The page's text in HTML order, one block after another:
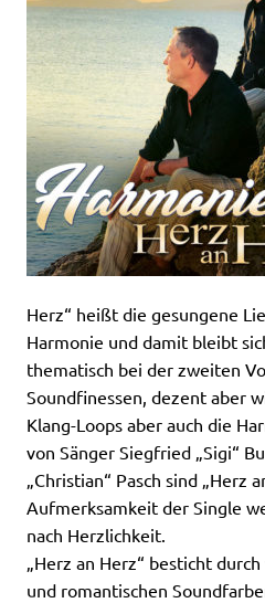
Herz“ heißt die gesungene
Harmonie und damit bleibt
thematisch bei der zweiten
Soundfinessen, dezent aber
Klang-Loops aber auch die
von Sänger Siegfried „Sigi“
„Christian“ Pasch sind „Herz
Aufmerksamkeit der Single
nach Herzlichkeit.
„Herz an Herz“ besticht
und romantischen